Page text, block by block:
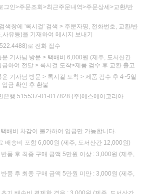
그인>주문조회>최근주문내역>주문상세>교환/반
색창에 '록시걸' 검색 > 주문자명, 전화번호, 교환/반
유등)을 기재하여 메시지 보내기
로 전화 접수
운 기사님 방문 > 택배비 6,000원 (제주, 도서산간
하여 전달 > 록시걸 도착>제품 검수 후 교환 출고
기사님 방문 > 록시걸 도착 > 제품 검수 후 4~5일
금 확인 후 환불
은행 515537-01-017828 (주)에스에이코리아
배비 차감이 불가하여 입금만 가능합니다.
배송비 포함 6,000원 (제주, 도서산간 12,000원)
품 후 최종 구매 금액 5만원 이상 : 3,000원 (제주,
품 후 최종 구매 금액 5만원 미만 : 3,000원 (제주,